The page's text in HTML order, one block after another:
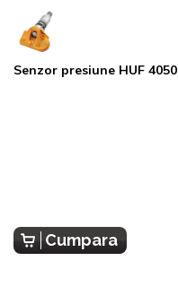
Senzor presiune HUF 4050
Cumpara